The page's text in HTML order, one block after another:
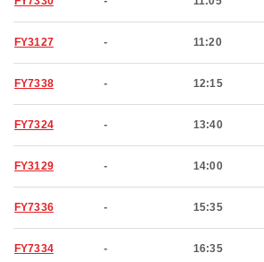
FY3127 - 11:20
FY7338 - 12:15
FY7324 - 13:40
FY3129 - 14:00
FY7336 - 15:35
FY7334 - 16:35